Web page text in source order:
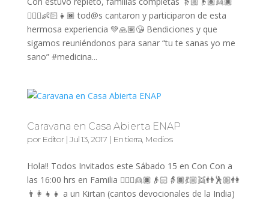
👱🏻‍♀️👶🏻👧🏿 tod@s cantaron y participaron de esta
hermosa experiencia 💚🙏🏽😘 Bendiciones y que
sigamos reuniéndonos para sanar “tu te sanas yo me
sano” #medicina...
Caravana en Casa Abierta ENAP
por Editor|Jul 13, 2017| En tierra, Medios
Hola!! Todos Invitados este Sábado 15 en Con Con a
las 16:00 hrs en Familia 👱🏽‍♀️👱🏿👴🏻👵🏾💃🏼👯👬🕺🏼👫
👨‍👩‍👧‍👧 a un Kirtan (cantos devocionales de la India)